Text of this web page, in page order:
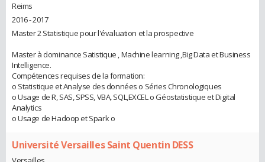
Reims
2016 - 2017
Master 2 Statistique pour l'évaluation et la prospective
Master à dominance Satistique , Machine learning ,Big Data et Business
Intelligence.
Compétences requises de la formation:
o Statistique et Analyse des données o Séries Chronologiques
o Usage de R, SAS, SPSS, VBA, SQL,EXCEL o Géostatistique et Digital
Analytics
o Usage de Hadoop et Spark o
Université Versailles Saint Quentin DESS